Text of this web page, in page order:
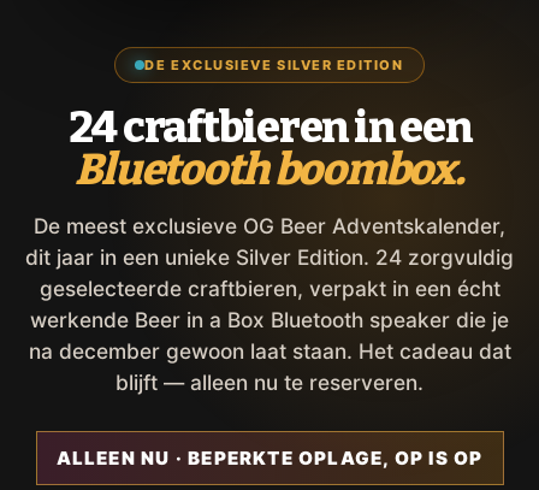
DE EXCLUSIEVE SILVER EDITION
24 craftbieren in een
Bluetooth boombox.
De meest exclusieve OG Beer Adventskalender,
dit jaar in een unieke Silver Edition. 24 zorgvuldig
geselecteerde craftbieren, verpakt in een écht
werkende Beer in a Box Bluetooth speaker die je
na december gewoon laat staan. Het cadeau dat
blijft — alleen nu te reserveren.
ALLEEN NU · BEPERKTE OPLAGE, OP IS OP